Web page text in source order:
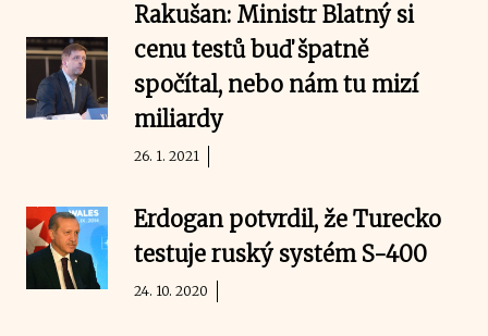
Rakušan: Ministr Blatný si
cenu testů buď špatně
spočítal, nebo nám tu mizí
miliardy
26. 1. 2021
Erdogan potvrdil, že Turecko
testuje ruský systém S-400
24. 10. 2020